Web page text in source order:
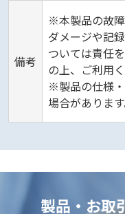
備考
※本製品の故
ダメージや記
ついては責任
の上、ご利用く
※製品の仕様
場合があります
製品・お取